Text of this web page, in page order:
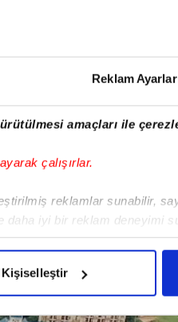
Reklam
amaçları ile
çalışırlar.
reklamlar sunabilir,
daha iyi bir reklam deneyimi
ve bu noktada,
takdirde, kullanıcılara
Kişiselleştir